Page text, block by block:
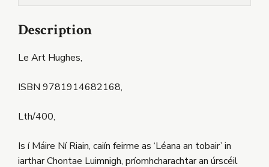
Description
Le Art Hughes,
ISBN 9781914682168,
Lth/400,
Is í Máire Ní Riain, caiín feirme as ‘Léana an tobair’ in
iarthar Chontae Luimnigh, príomhcharachtar an úrscéil